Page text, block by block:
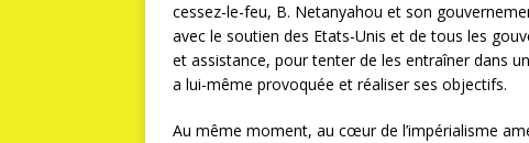
cessez-le-feu, B. Netanyahou et son
avec le soutien des Etats-Unis et de tous les
et assistance, pour tenter de les entraîner dans
a lui-même provoquée et réaliser ses objectifs.
Au même moment, au cœur de l’impérialisme